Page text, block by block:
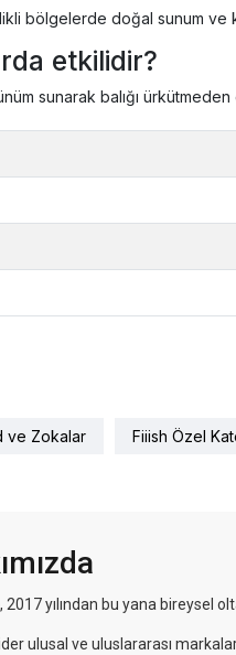
bölgelerde doğal sunum ve
etkilidir?
sunarak balığı ürkütmeden
ve Zokalar Fiiish Özel
, 2017 yılından bu yana bireysel
ulusal ve uluslararası